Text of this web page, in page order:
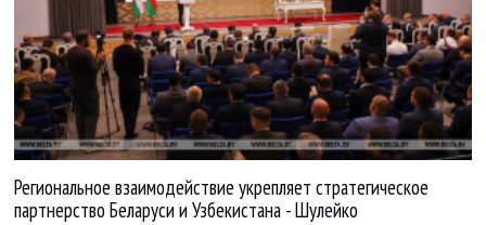
Региональное взаимодействие укрепляет стратегическое
партнерство Беларуси и Узбекистана - Шулейко